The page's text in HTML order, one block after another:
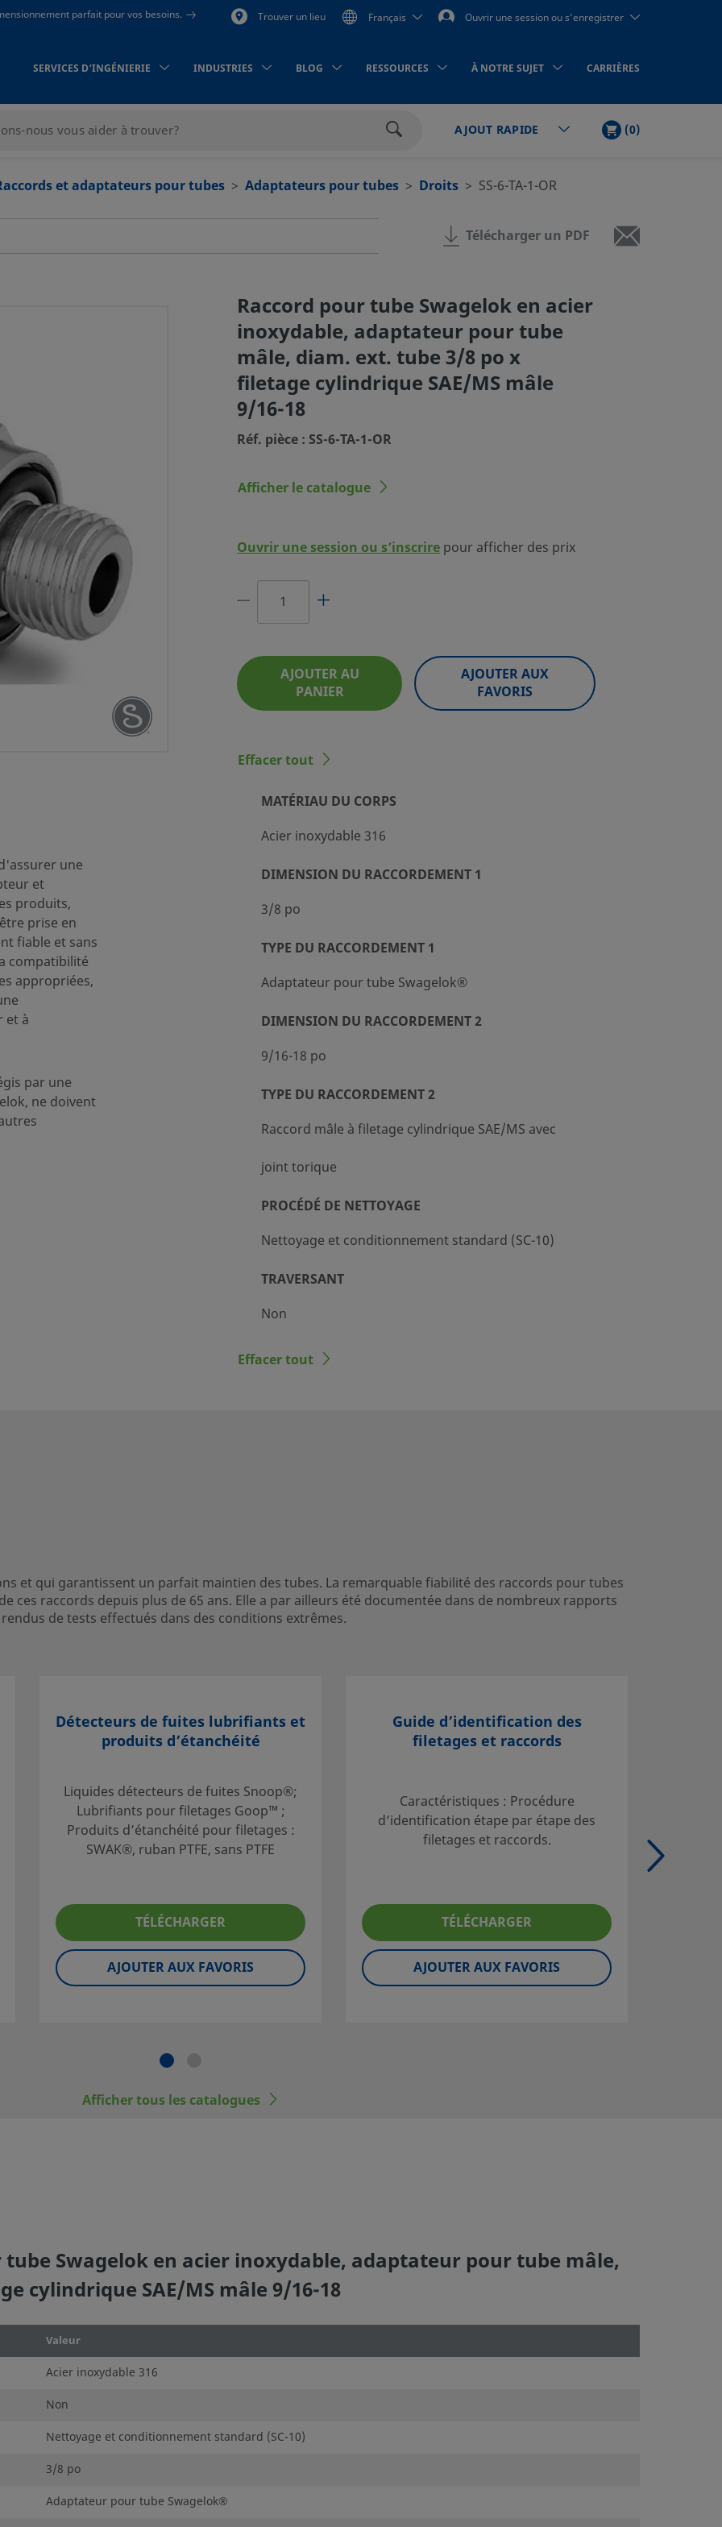
parfait pour vos besoins. Trouver un lieu Français Ouvrir une session ou s’enregistrer
SERVICES D’INGÉNIERIE INDUSTRIES BLOG RESSOURCES À NOTRE SUJET CARRIÈRES
AJOUT RAPIDE PANIER
(0)ARTICLES
et adaptateurs pour tubes Adaptateurs pour tubes Droits SS-6-TA-1-OR
EN
POUR
3/8 PO X
MS MÂLE
9/16-18
: SS-6-TA-1-OR
(SC-10)
SAE/MS avec joint
un parfait
tubes Swagelok est
de 65 ans. Elle a par
publiés, y compris
avec votre
sur des services qui
sélection
système.
du
Télécharger un PDF
une
et
produits,
prise en
fiable et sans
compatibilité
appropriées,
et à
par une
ne doivent
Raccord pour tube Swagelok en acier
inoxydable, adaptateur pour tube
mâle, diam. ext. tube 3/8 po x
filetage cylindrique SAE/MS mâle
9/16-18
Réf. pièce : SS-6-TA-1-OR
Afficher le catalogue
Ouvrir une session ou s’inscrire pour afficher des prix
AJOUTER AU
PANIER
AJOUTER AUX
FAVORIS
Effacer tout
Acier inoxydable 316
MATÉRIAU DU CORPS
3/8 po
DIMENSION DU RACCORDEMENT 1
Adaptateur pour tube Swagelok®
TYPE DU RACCORDEMENT 1
9/16-18 po
DIMENSION DU RACCORDEMENT 2
Raccord mâle à filetage cylindrique SAE/MS avec
joint torique
TYPE DU RACCORDEMENT 2
Nettoyage et conditionnement standard (SC-10)
PROCÉDÉ DE NETTOYAGE
Non
TRAVERSANT
RÉDUCTEUR DE DÉBIT
Effacer tout
et qui garantissent un parfait maintien des tubes. La remarquable fiabilité des raccords pour tubes
ces raccords depuis plus de 65 ans. Elle a par ailleurs été documentée dans de nombreux rapports
de tests effectués dans des conditions extrêmes.
Détecteurs de fuites lubrifiants et
produits d’étanchéité
Liquides détecteurs de fuites Snoop®;
Lubrifiants pour filetages Goop™ ;
Produits d’étanchéité pour filetages :
SWAK®, ruban PTFE, sans PTFE
TÉLÉCHARGER
AJOUTER AUX FAVORIS
Guide d’identification des
filetages et raccords
Caractéristiques : Procédure
d’identification étape par étape des
filetages et raccords.
TÉLÉCHARGER
AJOUTER AUX FAVORIS
Afficher tous les catalogues
tube Swagelok en acier inoxydable, adaptateur pour tube mâle,
cylindrique SAE/MS mâle 9/16-18
Valeur
Acier inoxydable 316
Non
Nettoyage et conditionnement standard (SC-10)
3/8 po
Adaptateur pour tube Swagelok®